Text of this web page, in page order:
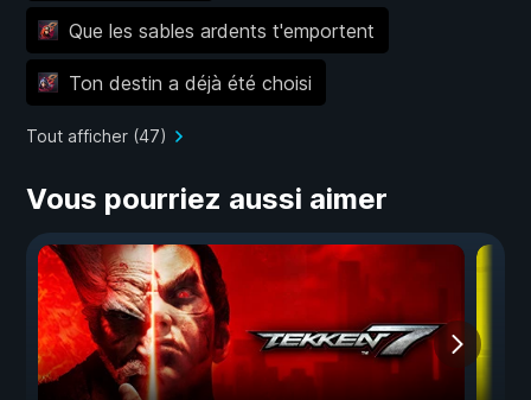
Que les sables ardents t'emportent
Ton destin a déjà été choisi
Tout afficher (47)
Vous pourriez aussi aimer